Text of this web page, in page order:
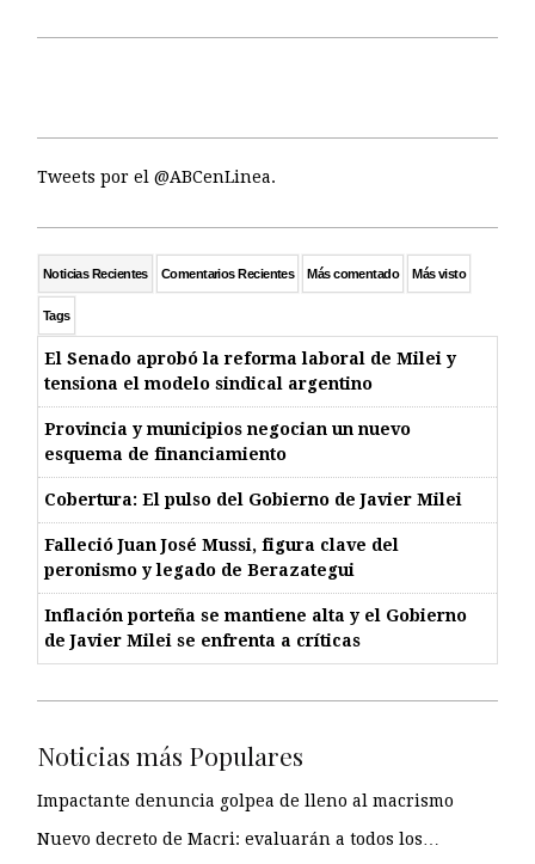
Tweets por el @ABCenLinea.
Noticias Recientes Comentarios Recientes Más comentado Más visto
Tags
El Senado aprobó la reforma laboral de Milei y
tensiona el modelo sindical argentino
Provincia y municipios negocian un nuevo
esquema de financiamiento
Cobertura: El pulso del Gobierno de Javier Milei
Falleció Juan José Mussi, figura clave del
peronismo y legado de Berazategui
Inflación porteña se mantiene alta y el Gobierno
de Javier Milei se enfrenta a críticas
Noticias más Populares
Impactante denuncia golpea de lleno al macrismo
Nuevo decreto de Macri: evaluarán a todos los…